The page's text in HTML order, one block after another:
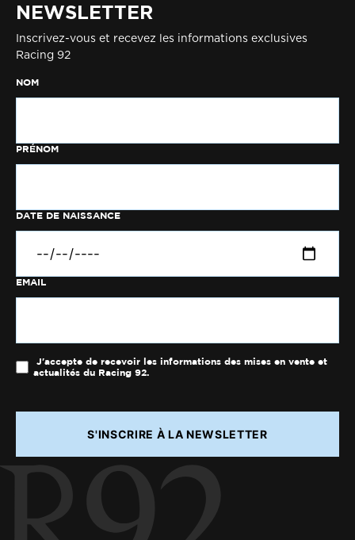
NEWSLETTER
Inscrivez-vous et recevez les informations exclusives
Racing 92
NOM
PRÉNOM
DATE DE NAISSANCE
EMAIL
J'accepte de recevoir les informations des mises en vente et
actualités du Racing 92.
S'INSCRIRE À LA NEWSLETTER